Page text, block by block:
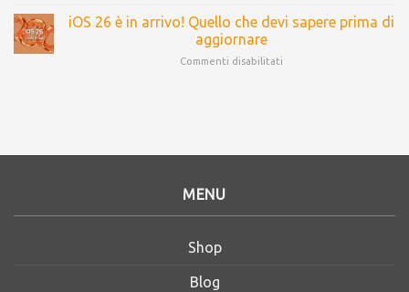
iOS 26 è in arrivo! Quello che devi sapere prima di
aggiornare
Commenti disabilitati
MENU
Shop
Blog